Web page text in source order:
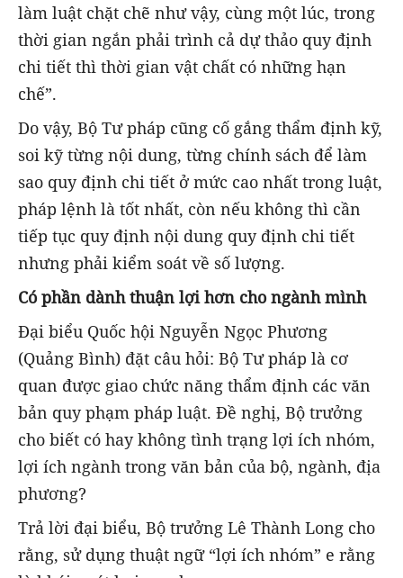
làm luật chặt chẽ như vậy, cùng một lúc, trong
thời gian ngắn phải trình cả dự thảo quy định
chi tiết thì thời gian vật chất có những hạn
chế”.
Do vậy, Bộ Tư pháp cũng cố gắng thẩm định kỹ,
soi kỹ từng nội dung, từng chính sách để làm
sao quy định chi tiết ở mức cao nhất trong luật,
pháp lệnh là tốt nhất, còn nếu không thì cần
tiếp tục quy định nội dung quy định chi tiết
nhưng phải kiểm soát về số lượng.
Có phần dành thuận lợi hơn cho ngành mình
Đại biểu Quốc hội Nguyễn Ngọc Phương
(Quảng Bình) đặt câu hỏi: Bộ Tư pháp là cơ
quan được giao chức năng thẩm định các văn
bản quy phạm pháp luật. Đề nghị, Bộ trưởng
cho biết có hay không tình trạng lợi ích nhóm,
lợi ích ngành trong văn bản của bộ, ngành, địa
phương?
Trả lời đại biểu, Bộ trưởng Lê Thành Long cho
rằng, sử dụng thuật ngữ “lợi ích nhóm” e rằng